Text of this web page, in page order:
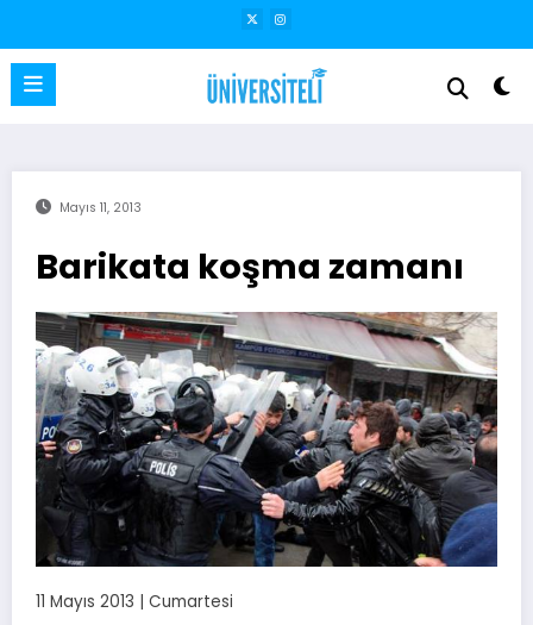
Mayıs 11, 2013
Barikata koşma zamanı
11 Mayıs 2013 | Cumartesi